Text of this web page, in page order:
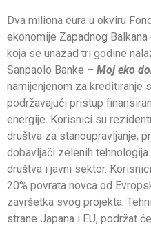
Dva miliona eura u okviru
ekonomije Zapadnog
koja se unazad tri godine
Sanpaolo Banke – Moj eko
namijenjenom za kreditiranje
podržavajući pristup
energije. Korisnici su
društva za stanoupravljanje,
dobavljači zelenih
društva i javni sektor.
20% povrata novca od
završetka svog projekta.
strane Japana i EU, podržat